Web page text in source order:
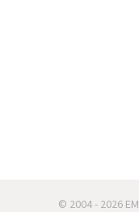
© 2004 - 2026